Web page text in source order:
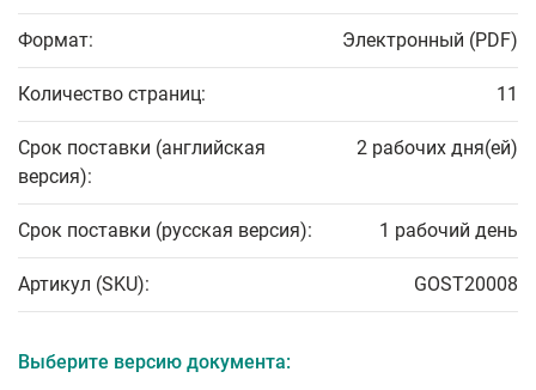
Формат: Электронный (PDF)
Количество страниц: 11
Срок поставки (английская
версия):
2 рабочих дня(ей)
Срок поставки (русская версия): 1 рабочий день
Артикул (SKU): GOST20008
Выберите версию документа: